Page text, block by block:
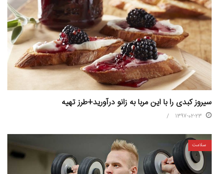
سیروز کبدی را با این مربا به زانو درآورید+طرز تهیه
1397-02-23
سلامت